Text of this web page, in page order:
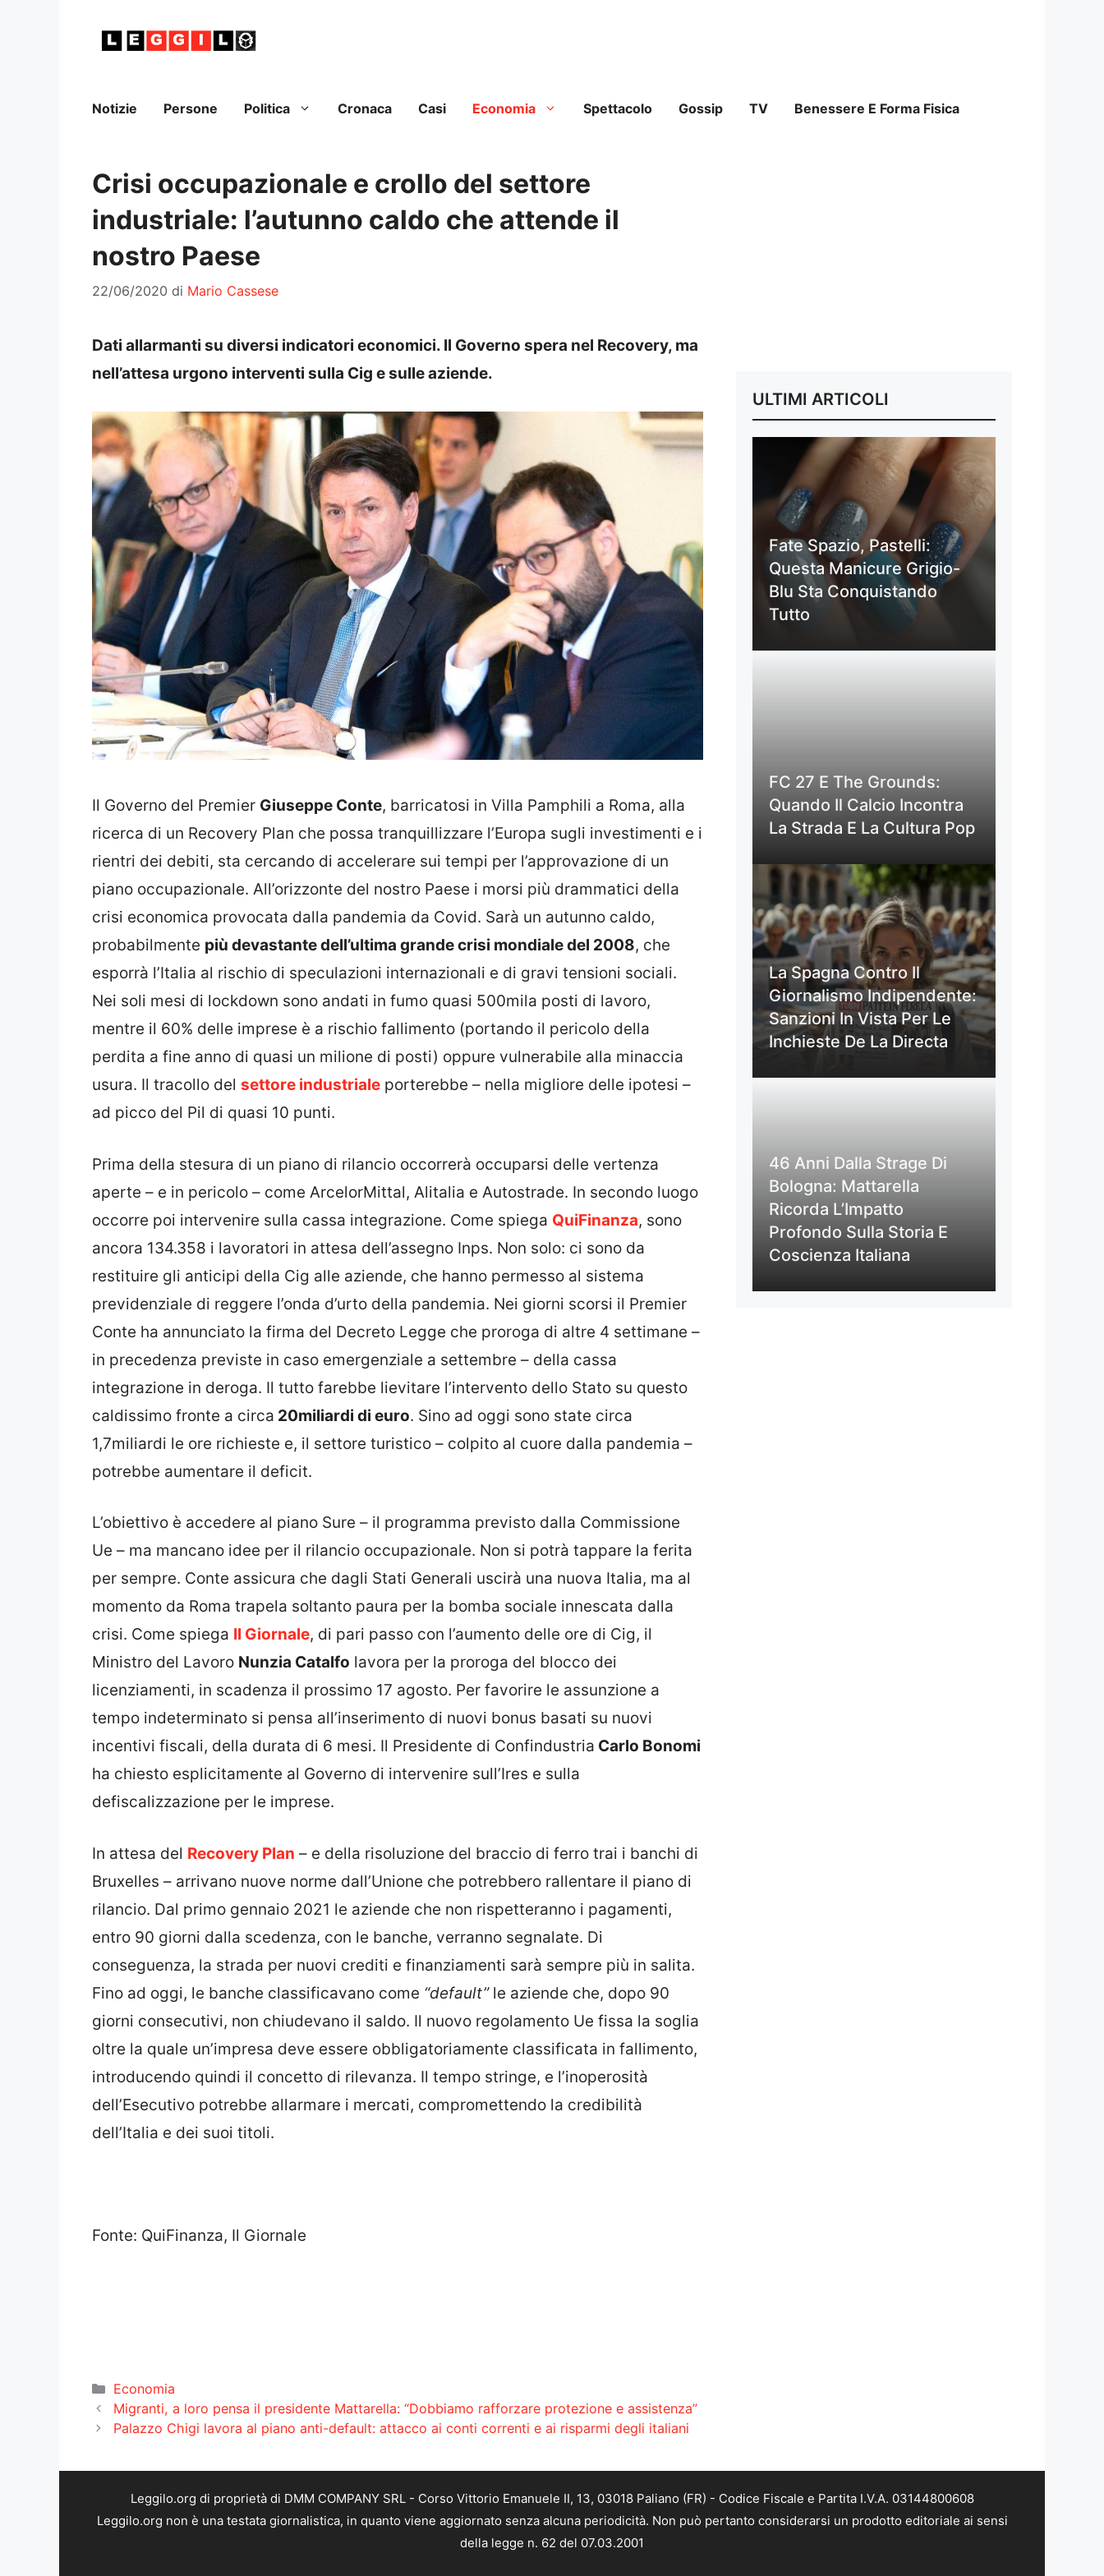
Notizie Persone Politica Cronaca Casi Economia Spettacolo Gossip TV Benessere E Forma Fisica
Crisi occupazionale e crollo del settore
industriale: l’autunno caldo che attende il
nostro Paese
22/06/2020 di Mario Cassese
Dati allarmanti su diversi indicatori economici. Il Governo spera nel Recovery, ma
nell’attesa urgono interventi sulla Cig e sulle aziende.
Il Governo del Premier Giuseppe Conte, barricatosi in Villa Pamphili a Roma, alla
ricerca di un Recovery Plan che possa tranquillizzare l’Europa sugli investimenti e i
rientri dei debiti, sta cercando di accelerare sui tempi per l’approvazione di un
piano occupazionale. All’orizzonte del nostro Paese i morsi più drammatici della
crisi economica provocata dalla pandemia da Covid. Sarà un autunno caldo,
probabilmente più devastante dell’ultima grande crisi mondiale del 2008, che
esporrà l’Italia al rischio di speculazioni internazionali e di gravi tensioni sociali.
Nei soli mesi di lockdown sono andati in fumo quasi 500mila posti di lavoro,
mentre il 60% delle imprese è a rischio fallimento (portando il pericolo della
perdita a fine anno di quasi un milione di posti) oppure vulnerabile alla minaccia
usura. Il tracollo del settore industriale porterebbe – nella migliore delle ipotesi –
ad picco del Pil di quasi 10 punti.
Prima della stesura di un piano di rilancio occorrerà occuparsi delle vertenza
aperte – e in pericolo – come ArcelorMittal, Alitalia e Autostrade. In secondo luogo
occorre poi intervenire sulla cassa integrazione. Come spiega QuiFinanza, sono
ancora 134.358 i lavoratori in attesa dell’assegno Inps. Non solo: ci sono da
restituire gli anticipi della Cig alle aziende, che hanno permesso al sistema
previdenziale di reggere l’onda d’urto della pandemia. Nei giorni scorsi il Premier
Conte ha annunciato la firma del Decreto Legge che proroga di altre 4 settimane –
in precedenza previste in caso emergenziale a settembre – della cassa
integrazione in deroga. Il tutto farebbe lievitare l’intervento dello Stato su questo
caldissimo fronte a circa 20miliardi di euro. Sino ad oggi sono state circa
1,7miliardi le ore richieste e, il settore turistico – colpito al cuore dalla pandemia –
potrebbe aumentare il deficit.
L’obiettivo è accedere al piano Sure – il programma previsto dalla Commissione
Ue – ma mancano idee per il rilancio occupazionale. Non si potrà tappare la ferita
per sempre. Conte assicura che dagli Stati Generali uscirà una nuova Italia, ma al
momento da Roma trapela soltanto paura per la bomba sociale innescata dalla
crisi. Come spiega Il Giornale, di pari passo con l’aumento delle ore di Cig, il
Ministro del Lavoro Nunzia Catalfo lavora per la proroga del blocco dei
licenziamenti, in scadenza il prossimo 17 agosto. Per favorire le assunzione a
tempo indeterminato si pensa all’inserimento di nuovi bonus basati su nuovi
incentivi fiscali, della durata di 6 mesi. Il Presidente di Confindustria Carlo Bonomi
ha chiesto esplicitamente al Governo di intervenire sull’Ires e sulla
defiscalizzazione per le imprese.
In attesa del Recovery Plan – e della risoluzione del braccio di ferro trai i banchi di
Bruxelles – arrivano nuove norme dall’Unione che potrebbero rallentare il piano di
rilancio. Dal primo gennaio 2021 le aziende che non rispetteranno i pagamenti,
entro 90 giorni dalla scedenza, con le banche, verranno segnalate. Di
conseguenza, la strada per nuovi crediti e finanziamenti sarà sempre più in salita.
Fino ad oggi, le banche classificavano come “default”le aziende che, dopo 90
giorni consecutivi, non chiudevano il saldo. Il nuovo regolamento Ue fissa la soglia
oltre la quale un’impresa deve essere obbligatoriamente classificata in fallimento,
introducendo quindi il concetto di rilevanza. Il tempo stringe, e l’inoperosità
dell’Esecutivo potrebbe allarmare i mercati, compromettendo la credibilità
dell’Italia e dei suoi titoli.
Fonte: QuiFinanza, Il Giornale
Categorie
Economia
Migranti, a loro pensa il presidente Mattarella: “Dobbiamo rafforzare protezione e assistenza”
Palazzo Chigi lavora al piano anti-default: attacco ai conti correnti e ai risparmi degli italiani
ULTIMI ARTICOLI
Fate Spazio, Pastelli:
Questa Manicure Grigio-
Blu Sta Conquistando
Tutto
FC 27 E The Grounds:
Quando Il Calcio Incontra
La Strada E La Cultura Pop
La Spagna Contro Il
Giornalismo Indipendente:
Sanzioni In Vista Per Le
Inchieste De La Directa
46 Anni Dalla Strage Di
Bologna: Mattarella
Ricorda L’Impatto
Profondo Sulla Storia E
Coscienza Italiana
Leggilo.org di proprietà di DMM COMPANY SRL - Corso Vittorio Emanuele II, 13, 03018 Paliano (FR) - Codice Fiscale e Partita I.V.A. 03144800608
Leggilo.org non è una testata giornalistica, in quanto viene aggiornato senza alcuna periodicità. Non può pertanto considerarsi un prodotto editoriale ai sensi
della legge n. 62 del 07.03.2001